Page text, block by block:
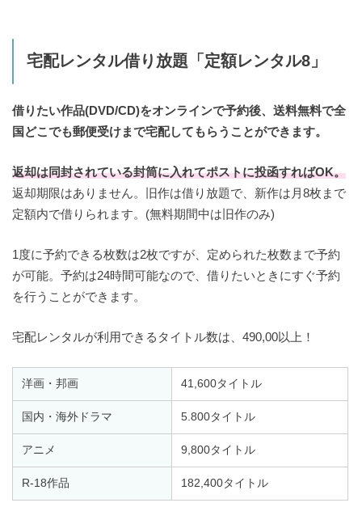
宅配レンタル借り放題「定額レンタル8」
借りたい作品(DVD/CD)をオンラインで予約後、送料無料で全
国どこでも郵便受けまで宅配してもらうことができます。
返却は同封されている封筒に入れてポストに投函すればOK。
返却期限はありません。旧作は借り放題で、新作は月8枚まで
定額内で借りられます。(無料期間中は旧作のみ)
1度に予約できる枚数は2枚ですが、定められた枚数まで予約
が可能。予約は24時間可能なので、借りたいときにすぐ予約
を行うことができます。
宅配レンタルが利用できるタイトル数は、490,00以上！
洋画・邦画 41,600タイトル
国内・海外ドラマ 5.800タイトル
アニメ 9,800タイトル
R-18作品 182,400タイトル